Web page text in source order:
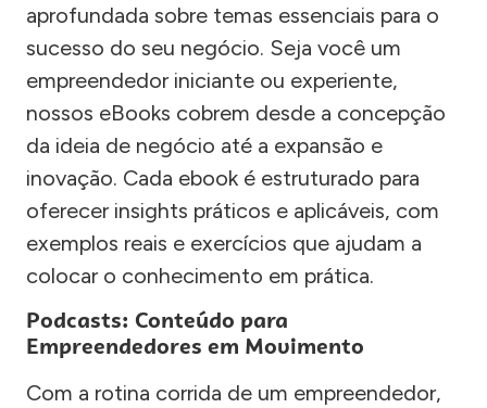
aprofundada sobre temas essenciais para o
sucesso do seu negócio. Seja você um
empreendedor iniciante ou experiente,
nossos eBooks cobrem desde a concepção
da ideia de negócio até a expansão e
inovação. Cada ebook é estruturado para
oferecer insights práticos e aplicáveis, com
exemplos reais e exercícios que ajudam a
colocar o conhecimento em prática.
Podcasts: Conteúdo para
Empreendedores em Movimento
Com a rotina corrida de um empreendedor,